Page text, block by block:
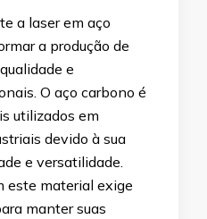
a laser em aço
a produção de
e
O aço carbono é
utilizados em
devido à sua
e versatilidade.
este material exige
manter suas